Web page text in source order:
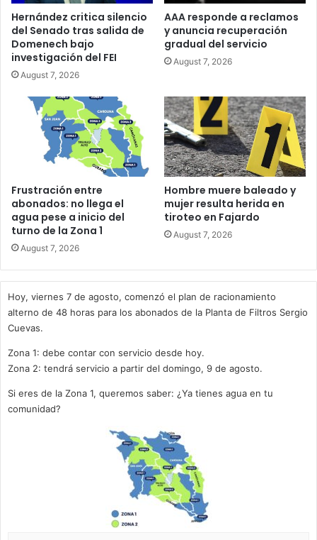
Hernández critica silencio
del Senado tras salida de
Domenech bajo
investigación del FEI
August 7, 2026
AAA responde a reclamos
y anuncia recuperación
gradual del servicio
August 7, 2026
Frustración entre
abonados: no llega el
agua pese a inicio del
turno de la Zona 1
August 7, 2026
Hombre muere baleado y
mujer resulta herida en
tiroteo en Fajardo
August 7, 2026
Hoy, viernes 7 de agosto, comenzó el plan de racionamiento
alterno de 48 horas para los abonados de la Planta de Filtros Sergio
Cuevas.
Zona 1: debe contar con servicio desde hoy.
Zona 2: tendrá servicio a partir del domingo, 9 de agosto.
Si eres de la Zona 1, queremos saber: ¿Ya tienes agua en tu
comunidad?